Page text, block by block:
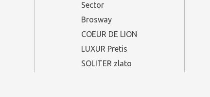
Sector
Brosway
COEUR DE LION
LUXUR Pretis
SOLITER zlato